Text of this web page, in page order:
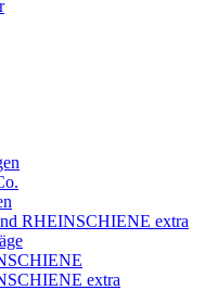
RHEINSCHIENE extra
extra